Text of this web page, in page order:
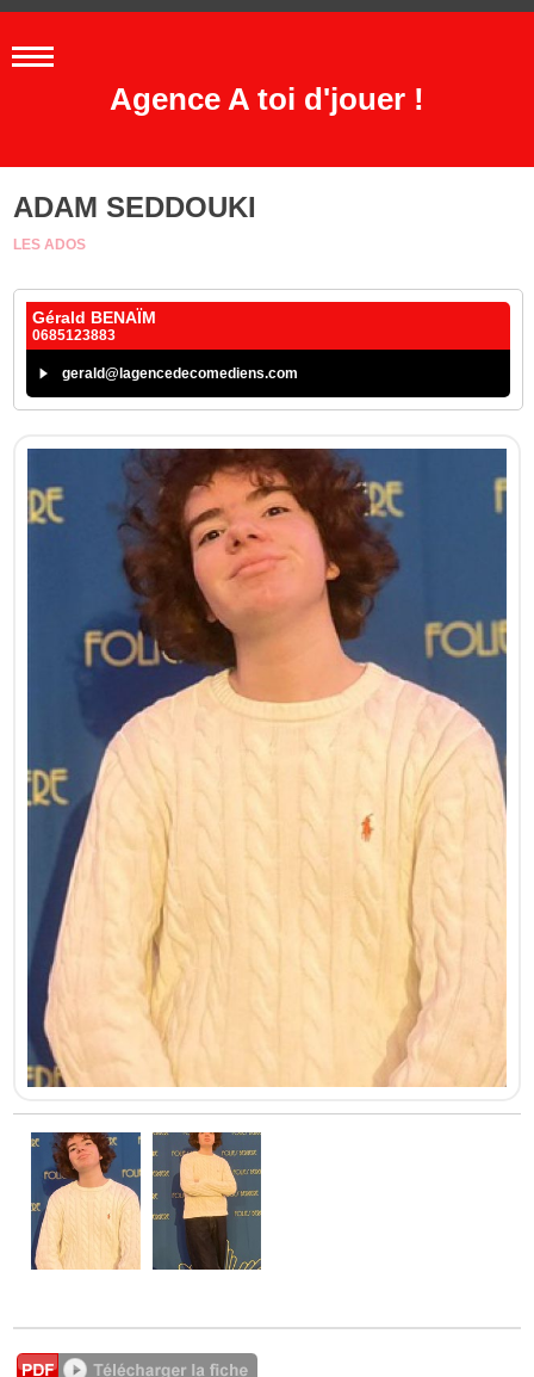
Agence A toi d'jouer !
ADAM SEDDOUKI
LES ADOS
Gérald BENAÏM
0685123883
gerald@lagencedecomediens.com